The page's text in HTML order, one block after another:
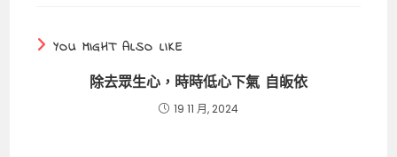
YOU MIGHT ALSO LIKE
除去眾生心，時時低心下氣 自皈依
19 11 月, 2024